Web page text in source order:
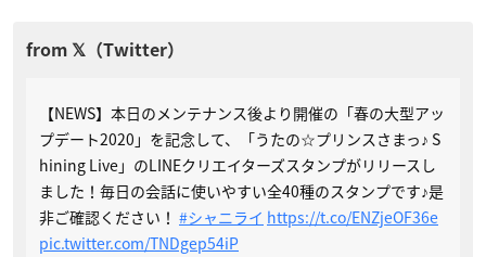
【NEWS】本日のメンテナンス後より開催の「春の大型アッ
プデート2020」を記念して、「うたの☆プリンスさまっ♪ S
hining Live」のLINEクリエイターズスタンプがリリースし
ました！毎日の会話に使いやすい全40種のスタンプです♪是
非ご確認ください！ #シャニライ https://t.co/ENZjeOF36e
pic.twitter.com/TNDgep54iP